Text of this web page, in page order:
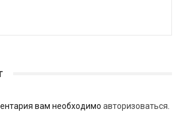
вам необходимо авторизоваться.